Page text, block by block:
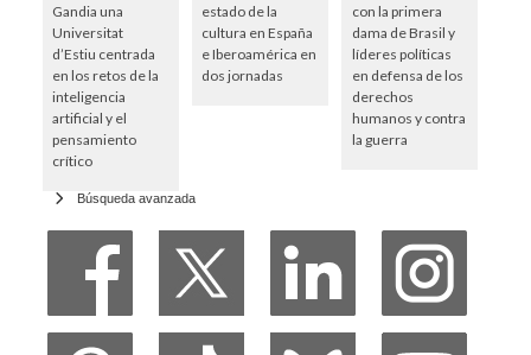
Gandia una
Universitat
d’Estiu centrada
en los retos de la
inteligencia
artificial y el
pensamiento
crítico
estado de la
cultura en España
e Iberoamérica en
dos jornadas
con la primera
dama de Brasil y
líderes políticas
en defensa de los
derechos
humanos y contra
la guerra
Búsqueda avanzada